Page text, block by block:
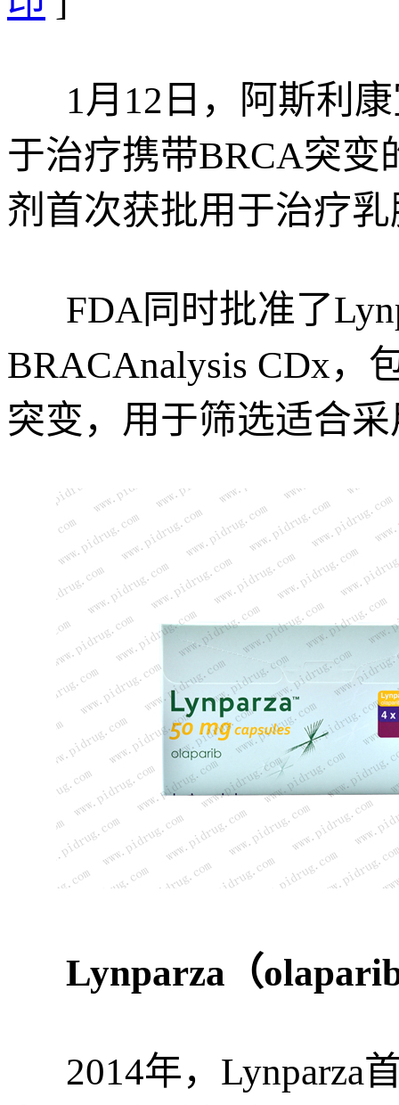
1月12日，阿斯利
于治疗携带BRCA突变
剂首次获批用于治疗
FDA同时批准了
BRACAnalysis CDx，
突变，用于筛选适合
Lynparza（
2014年，Lynparza